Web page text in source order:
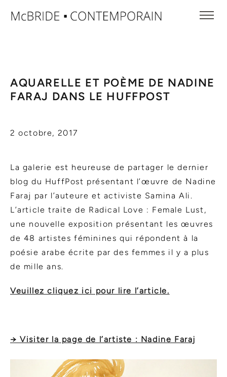
AQUARELLE ET POÈME DE NADINE
FARAJ DANS LE HUFFPOST
2 octobre, 2017
La galerie est heureuse de partager le dernier
blog du HuffPost présentant l’œuvre de Nadine
Faraj par l’auteure et activiste Samina Ali.
L’article traite de Radical Love : Female Lust,
une nouvelle exposition présentant les œuvres
de 48 artistes féminines qui répondent à la
poésie arabe écrite par des femmes il y a plus
de mille ans.
Veuillez cliquez ici pour lire l’article.
→ Visiter la page de l’artiste : Nadine Faraj